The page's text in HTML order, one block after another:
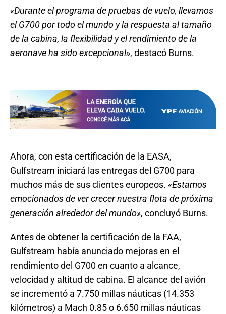
«Durante el programa de pruebas de vuelo, llevamos
el G700 por todo el mundo y la respuesta al tamaño
de la cabina, la flexibilidad y el rendimiento de la
aeronave ha sido excepcional», destacó Burns.
Ahora, con esta certificación de la EASA,
Gulfstream iniciará las entregas del G700 para
muchos más de sus clientes europeos. «Estamos
emocionados de ver crecer nuestra flota de próxima
generación alrededor del mundo», concluyó Burns.
Antes de obtener la certificación de la FAA,
Gulfstream había anunciado mejoras en el
rendimiento del G700 en cuanto a alcance,
velocidad y altitud de cabina. El alcance del avión
se incrementó a 7.750 millas náuticas (14.353
kilómetros) a Mach 0.85 o 6.650 millas náuticas